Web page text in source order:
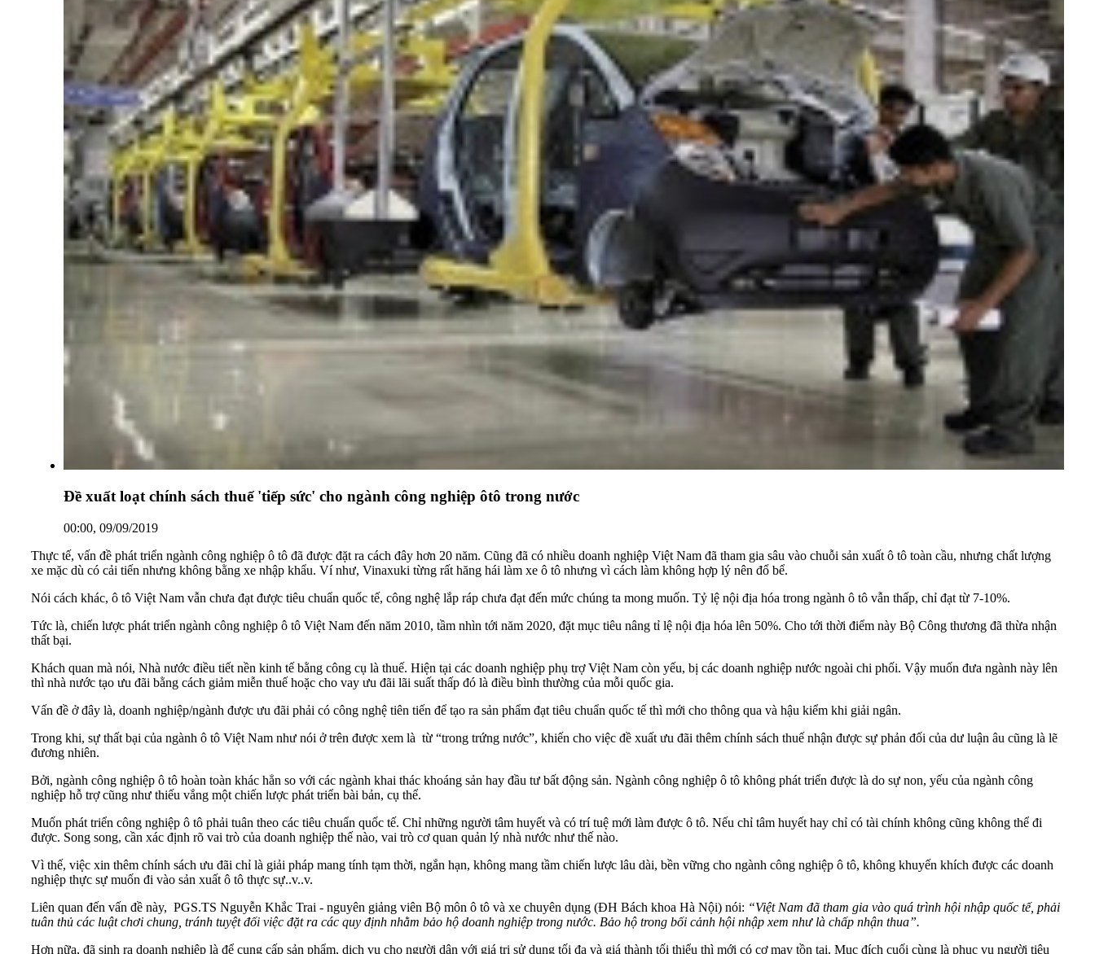
Đề xuất loạt chính sách thuế 'tiếp sức' cho ngành công nghiệp ôtô trong nước
00:00, 09/09/2019
Thực tế, vấn đề phát triển ngành công nghiệp ô tô đã được đặt ra cách đây hơn 20 năm. Cũng đã có nhiều doanh nghiệp Việt Nam đã tham gia sâu vào chuỗi sản xuất ô tô toàn cầu, nhưng chất lượng
xe mặc dù có cải tiến nhưng không bằng xe nhập khẩu. Ví như, Vinaxuki từng rất hăng hái làm xe ô tô nhưng vì cách làm không hợp lý nên đổ bể.
Nói cách khác, ô tô Việt Nam vẫn chưa đạt được tiêu chuẩn quốc tế, công nghệ lắp ráp chưa đạt đến mức chúng ta mong muốn. Tỷ lệ nội địa hóa trong ngành ô tô vẫn thấp, chỉ đạt từ 7-10%.
Tức là, chiến lược phát triển ngành công nghiệp ô tô Việt Nam đến năm 2010, tầm nhìn tới năm 2020, đặt mục tiêu nâng tỉ lệ nội địa hóa lên 50%. Cho tới thời điểm này Bộ Công thương đã thừa nhận
thất bại.
Khách quan mà nói, Nhà nước điều tiết nền kinh tế bằng công cụ là thuế. Hiện tại các doanh nghiệp phụ trợ Việt Nam còn yếu, bị các doanh nghiệp nước ngoài chi phối. Vậy muốn đưa ngành này lên
thì nhà nước tạo ưu đãi bằng cách giảm miễn thuế hoặc cho vay ưu đãi lãi suất thấp đó là điều bình thường của mỗi quốc gia.
Vấn đề ở đây là, doanh nghiệp/ngành được ưu đãi phải có công nghệ tiên tiến để tạo ra sản phẩm đạt tiêu chuẩn quốc tế thì mới cho thông qua và hậu kiểm khi giải ngân.
Trong khi, sự thất bại của ngành ô tô Việt Nam như nói ở trên được xem là từ “trong trứng nước”, khiến cho việc đề xuất ưu đãi thêm chính sách thuế nhận được sự phản đối của dư luận âu cũng là lẽ
đương nhiên.
Bởi, ngành công nghiệp ô tô hoàn toàn khác hẳn so với các ngành khai thác khoáng sản hay đầu tư bất động sản. Ngành công nghiệp ô tô không phát triển được là do sự non, yếu của ngành công
nghiệp hỗ trợ cũng như thiếu vắng một chiến lược phát triển bài bản, cụ thể.
Muốn phát triển công nghiệp ô tô phải tuân theo các tiêu chuẩn quốc tế. Chỉ những người tâm huyết và có trí tuệ mới làm được ô tô. Nếu chỉ tâm huyết hay chỉ có tài chính không cũng không thể đi
được. Song song, cần xác định rõ vai trò của doanh nghiệp thế nào, vai trò cơ quan quản lý nhà nước như thế nào.
Vì thế, việc xin thêm chính sách ưu đãi chỉ là giải pháp mang tính tạm thời, ngắn hạn, không mang tầm chiến lược lâu dài, bền vững cho ngành công nghiệp ô tô, không khuyến khích được các doanh
nghiệp thực sự muốn đi vào sản xuất ô tô thực sự..v..v.
Liên quan đến vấn đề này, PGS.TS Nguyễn Khắc Trai - nguyên giảng viên Bộ môn ô tô và xe chuyên dụng (ĐH Bách khoa Hà Nội) nói: “Việt Nam đã tham gia vào quá trình hội nhập quốc tế, phải
tuân thủ các luật chơi chung, tránh tuyệt đối việc đặt ra các quy định nhằm bảo hộ doanh nghiệp trong nước. Bảo hộ trong bối cảnh hội nhập xem như là chấp nhận thua”.
Hơn nữa, đã sinh ra doanh nghiệp là để cung cấp sản phẩm, dịch vụ cho người dân với giá trị sử dụng tối đa và giá thành tối thiểu thì mới có cơ may tồn tại. Mục đích cuối cùng là phục vụ người tiêu